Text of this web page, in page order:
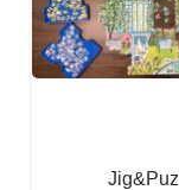
Jig&Puz